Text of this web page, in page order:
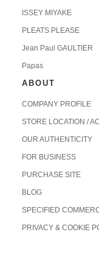
ISSEY MIYAKE
PLEATS PLEASE
Jean Paul GAULTIER
Papas
ABOUT
COMPANY PROFILE
STORE LOCATION /
OUR AUTHENTICITY
FOR BUSINESS
PURCHASE SITE
BLOG
SPECIFIED
PRIVACY & COOKIE